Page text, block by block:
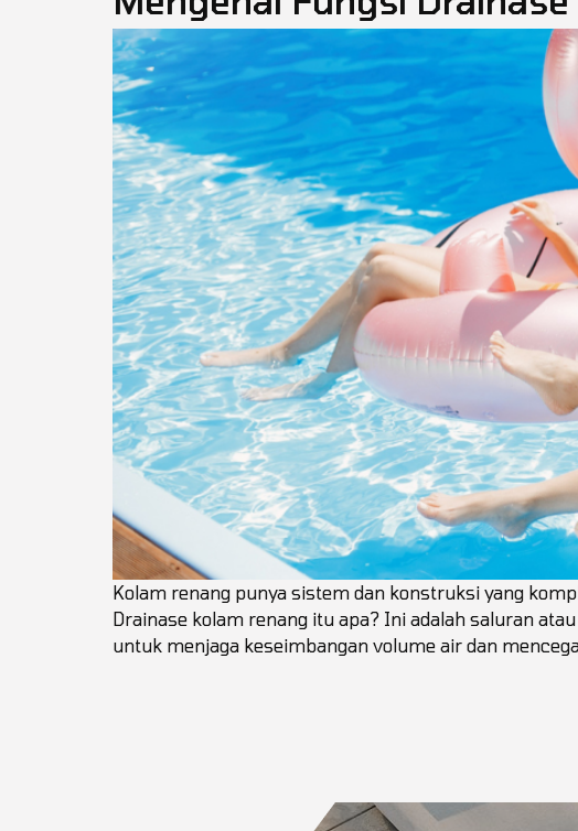
Kolam renang punya sistem dan konstruksi yang
Drainase kolam renang itu apa? Ini adalah saluran
untuk menjaga keseimbangan volume air dan